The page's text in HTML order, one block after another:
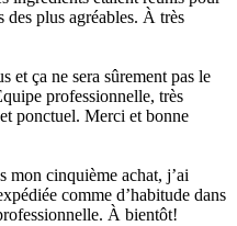
des plus agréables. À très
et ça ne sera sûrement pas le
professionnelle, très
ponctuel. Merci et bonne
mon cinquième achat, j’ai
comme d’habitude dans
À bientôt!